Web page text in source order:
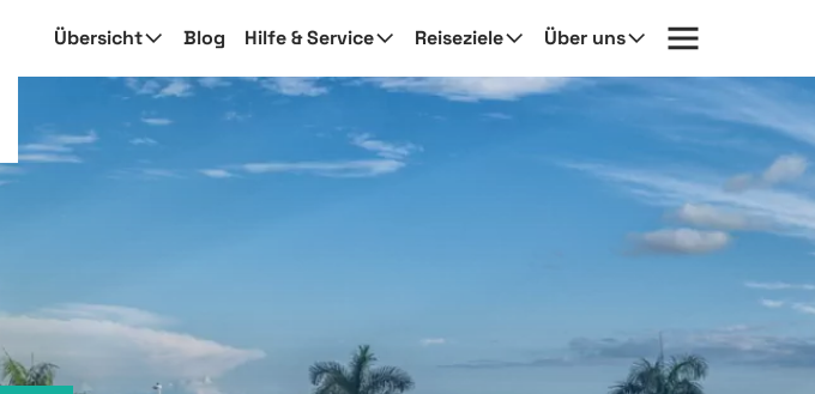
Übersicht Blog Hilfe & Service Reiseziele Über uns